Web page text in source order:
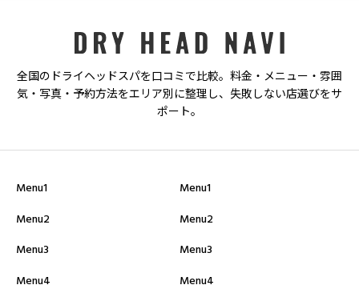
全国のドライヘッドスパを口コミで比較。料金・メニュー・雰囲
気・写真・予約方法をエリア別に整理し、失敗しない店選びをサ
ポート。
Menu1
Menu2
Menu3
Menu4
Menu1
Menu2
Menu3
Menu4